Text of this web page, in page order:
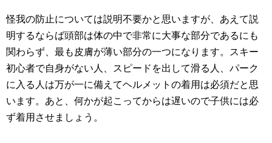
怪我の防止については説明不要かと思いますが、あえて説
明するならば頭部は体の中で非常に大事な部分であるにも
関わらず、最も皮膚が薄い部分の一つになります。スキー
初心者で自身がない人、スピードを出して滑る人、パーク
に入る人は万が一に備えてヘルメットの着用は必須だと思
います。あと、何かが起こってからは遅いので子供には必
ず着用させましょう。